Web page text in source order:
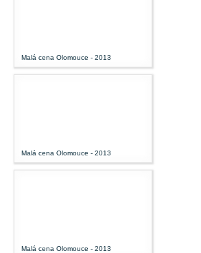
Malá cena Olomouce - 2013
Malá cena Olomouce - 2013
Malá cena Olomouce - 2013